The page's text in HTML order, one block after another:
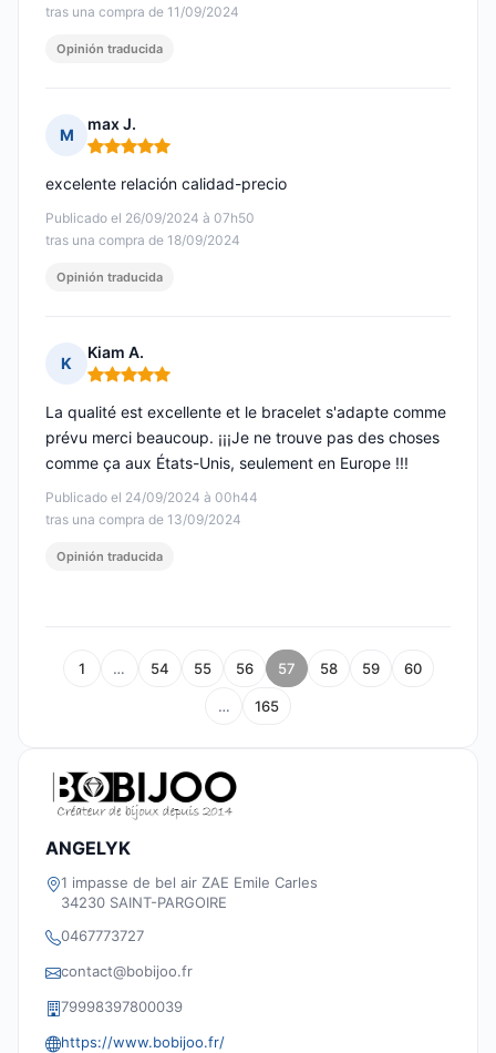
tras una compra de 11/09/2024
Opinión traducida
M
max J.
Nota: 5 de 5
Publicado el 26/09/2024 à 07h50
tras una compra de 18/09/2024
excelente relación calidad-precio
Opinión traducida
K
Kiam A.
Nota: 5 de 5
Publicado el 24/09/2024 à 00h44
tras una compra de 13/09/2024
La qualité est excellente et le bracelet s'adapte comme
prévu merci beaucoup. ¡¡¡Je ne trouve pas des choses
comme ça aux États-Unis, seulement en Europe !!!
Opinión traducida
1 … 54 55 56 57 58 59 60
… 165
ANGELYK
1 impasse de bel air ZAE Emile Carles
34230 SAINT-PARGOIRE
0467773727
contact@bobijoo.fr
79998397800039
https://www.bobijoo.fr/